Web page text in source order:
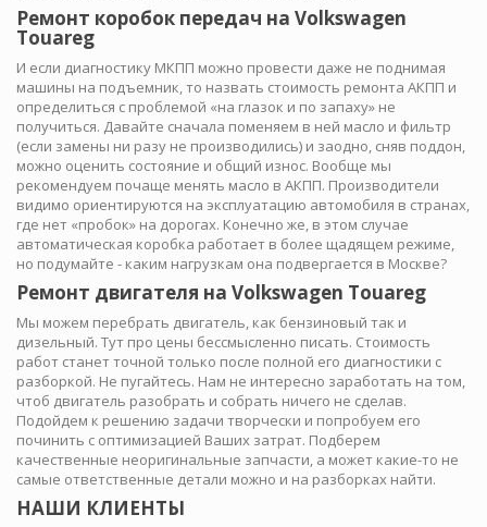
Ремонт коробок передач на Volkswagen
Touareg
И если диагностику МКПП можно провести даже не поднимая
машины на подъемник, то назвать стоимость ремонта АКПП и
определиться с проблемой «на глазок и по запаху» не
получиться. Давайте сначала поменяем в ней масло и фильтр
(если замены ни разу не производились) и заодно, сняв поддон,
можно оценить состояние и общий износ. Вообще мы
рекомендуем почаще менять масло в АКПП. Производители
видимо ориентируются на эксплуатацию автомобиля в странах,
где нет «пробок» на дорогах. Конечно же, в этом случае
автоматическая коробка работает в более щадящем режиме,
но подумайте - каким нагрузкам она подвергается в Москве?
Ремонт двигателя на Volkswagen Touareg
Мы можем перебрать двигатель, как бензиновый так и
дизельный. Тут про цены бессмысленно писать. Стоимость
работ станет точной только после полной его диагностики с
разборкой. Не пугайтесь. Нам не интересно заработать на том,
чтоб двигатель разобрать и собрать ничего не сделав.
Подойдем к решению задачи творчески и попробуем его
починить с оптимизацией Ваших затрат. Подберем
качественные неоригинальные запчасти, а может какие-то не
самые ответственные детали можно и на разборках найти.
НАШИ КЛИЕНТЫ